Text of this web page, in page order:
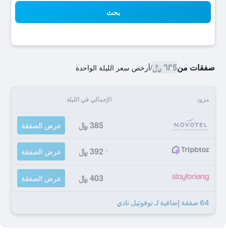
بحث
صفقات من385 ﷼ /أرخص سعر الليلة الواحدة
مزود الإجمالي في الليلة
385 ﷼ عرض الصفقة
392 ﷼ عرض الصفقة
403 ﷼ عرض الصفقة
64 صفقة إضافية لـ نوفوتيل نادي